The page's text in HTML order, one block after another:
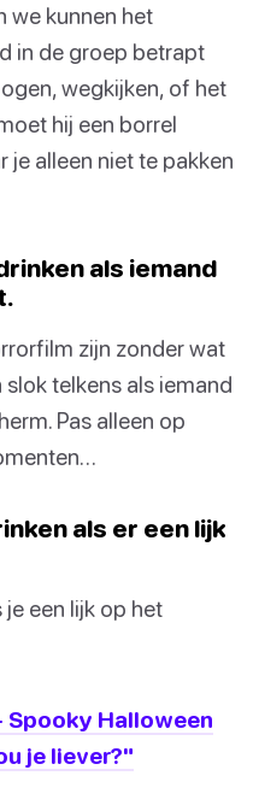
we kunnen het
in de groep betrapt
wegkijken, of het
hij een borrel
je alleen niet te pakken
als iemand
zijn zonder wat
telkens als iemand
Pas alleen op
als er een lijk
een lijk op het
Spooky Halloween
je liever?"